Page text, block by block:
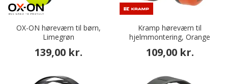
OX-ON høreværn til børn,
Limegrøn
139,00 kr.
Kramp høreværn til
hjelmmontering, Orange
109,00 kr.